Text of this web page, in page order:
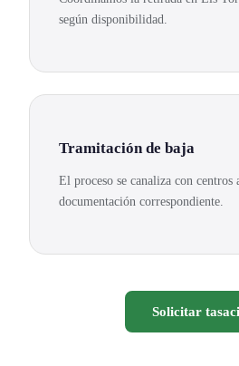
según disponibilidad.
Tramitación de baja
El proceso se canaliza con centros
documentación correspondiente.
Solicitar